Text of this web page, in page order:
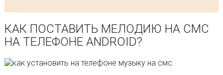
КАК ПОСТАВИТЬ МЕЛОДИЮ НА СМС
НА ТЕЛЕФОНЕ ANDROID?